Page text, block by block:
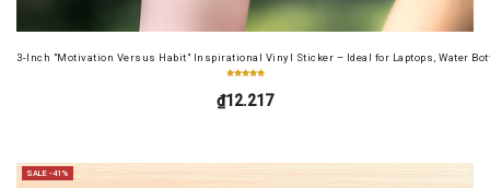
3-Inch "Motivation Versus Habit" Inspirational Vinyl Sticker – Ideal for Laptops, Water
₫12.217
SALE -41%